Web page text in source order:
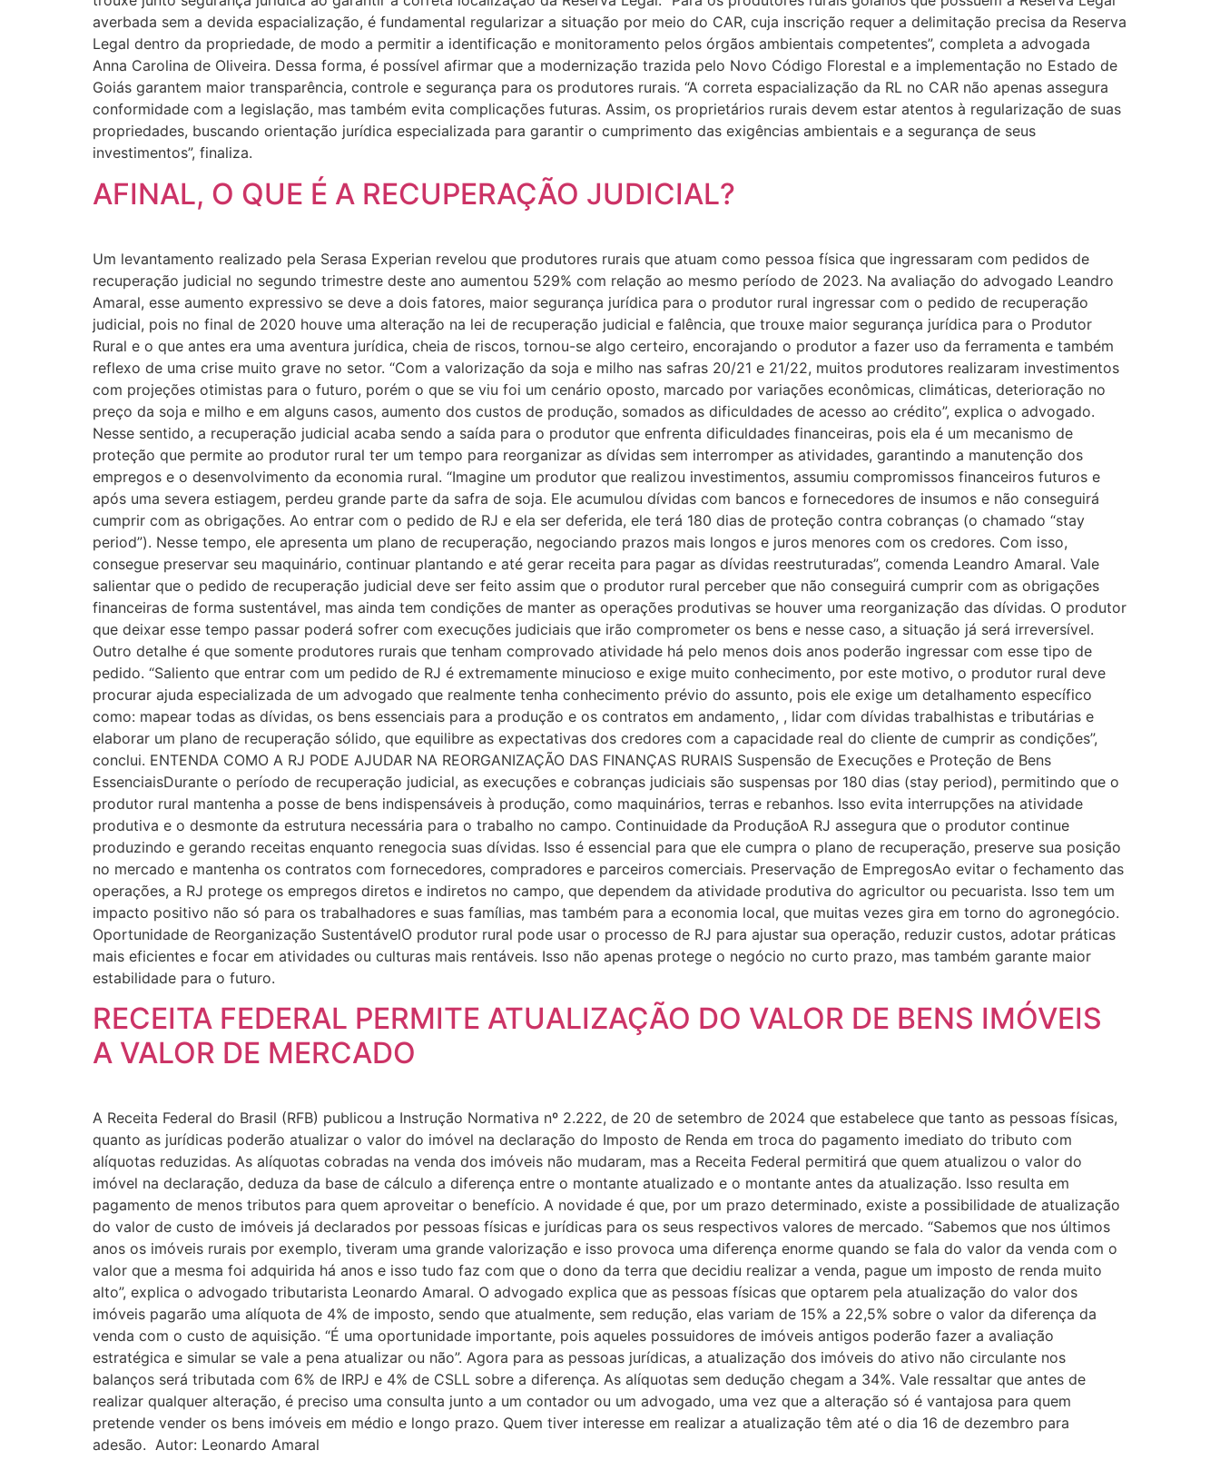
averbada sem a devida espacialização, é fundamental regularizar a situação por meio do CAR, cuja inscrição requer a delimitação precisa da Reserva
Legal dentro da propriedade, de modo a permitir a identificação e monitoramento pelos órgãos ambientais competentes”, completa a advogada
Anna Carolina de Oliveira. Dessa forma, é possível afirmar que a modernização trazida pelo Novo Código Florestal e a implementação no Estado de
Goiás garantem maior transparência, controle e segurança para os produtores rurais. “A correta espacialização da RL no CAR não apenas assegura
conformidade com a legislação, mas também evita complicações futuras. Assim, os proprietários rurais devem estar atentos à regularização de suas
propriedades, buscando orientação jurídica especializada para garantir o cumprimento das exigências ambientais e a segurança de seus
investimentos”, finaliza.
AFINAL, O QUE É A RECUPERAÇÃO JUDICIAL?
Um levantamento realizado pela Serasa Experian revelou que produtores rurais que atuam como pessoa física que ingressaram com pedidos de
recuperação judicial no segundo trimestre deste ano aumentou 529% com relação ao mesmo período de 2023. Na avaliação do advogado Leandro
Amaral, esse aumento expressivo se deve a dois fatores, maior segurança jurídica para o produtor rural ingressar com o pedido de recuperação
judicial, pois no final de 2020 houve uma alteração na lei de recuperação judicial e falência, que trouxe maior segurança jurídica para o Produtor
Rural e o que antes era uma aventura jurídica, cheia de riscos, tornou-se algo certeiro, encorajando o produtor a fazer uso da ferramenta e também
reflexo de uma crise muito grave no setor. “Com a valorização da soja e milho nas safras 20/21 e 21/22, muitos produtores realizaram investimentos
com projeções otimistas para o futuro, porém o que se viu foi um cenário oposto, marcado por variações econômicas, climáticas, deterioração no
preço da soja e milho e em alguns casos, aumento dos custos de produção, somados as dificuldades de acesso ao crédito”, explica o advogado.
Nesse sentido, a recuperação judicial acaba sendo a saída para o produtor que enfrenta dificuldades financeiras, pois ela é um mecanismo de
proteção que permite ao produtor rural ter um tempo para reorganizar as dívidas sem interromper as atividades, garantindo a manutenção dos
empregos e o desenvolvimento da economia rural. “Imagine um produtor que realizou investimentos, assumiu compromissos financeiros futuros e
após uma severa estiagem, perdeu grande parte da safra de soja. Ele acumulou dívidas com bancos e fornecedores de insumos e não conseguirá
cumprir com as obrigações. Ao entrar com o pedido de RJ e ela ser deferida, ele terá 180 dias de proteção contra cobranças (o chamado “stay
period”). Nesse tempo, ele apresenta um plano de recuperação, negociando prazos mais longos e juros menores com os credores. Com isso,
consegue preservar seu maquinário, continuar plantando e até gerar receita para pagar as dívidas reestruturadas”, comenda Leandro Amaral. Vale
salientar que o pedido de recuperação judicial deve ser feito assim que o produtor rural perceber que não conseguirá cumprir com as obrigações
financeiras de forma sustentável, mas ainda tem condições de manter as operações produtivas se houver uma reorganização das dívidas. O produtor
que deixar esse tempo passar poderá sofrer com execuções judiciais que irão comprometer os bens e nesse caso, a situação já será irreversível.
Outro detalhe é que somente produtores rurais que tenham comprovado atividade há pelo menos dois anos poderão ingressar com esse tipo de
pedido. “Saliento que entrar com um pedido de RJ é extremamente minucioso e exige muito conhecimento, por este motivo, o produtor rural deve
procurar ajuda especializada de um advogado que realmente tenha conhecimento prévio do assunto, pois ele exige um detalhamento específico
como: mapear todas as dívidas, os bens essenciais para a produção e os contratos em andamento, , lidar com dívidas trabalhistas e tributárias e
elaborar um plano de recuperação sólido, que equilibre as expectativas dos credores com a capacidade real do cliente de cumprir as condições”,
conclui. ENTENDA COMO A RJ PODE AJUDAR NA REORGANIZAÇÃO DAS FINANÇAS RURAIS Suspensão de Execuções e Proteção de Bens
EssenciaisDurante o período de recuperação judicial, as execuções e cobranças judiciais são suspensas por 180 dias (stay period), permitindo que o
produtor rural mantenha a posse de bens indispensáveis à produção, como maquinários, terras e rebanhos. Isso evita interrupções na atividade
produtiva e o desmonte da estrutura necessária para o trabalho no campo. Continuidade da ProduçãoA RJ assegura que o produtor continue
produzindo e gerando receitas enquanto renegocia suas dívidas. Isso é essencial para que ele cumpra o plano de recuperação, preserve sua posição
no mercado e mantenha os contratos com fornecedores, compradores e parceiros comerciais. Preservação de EmpregosAo evitar o fechamento das
operações, a RJ protege os empregos diretos e indiretos no campo, que dependem da atividade produtiva do agricultor ou pecuarista. Isso tem um
impacto positivo não só para os trabalhadores e suas famílias, mas também para a economia local, que muitas vezes gira em torno do agronegócio.
Oportunidade de Reorganização SustentávelO produtor rural pode usar o processo de RJ para ajustar sua operação, reduzir custos, adotar práticas
mais eficientes e focar em atividades ou culturas mais rentáveis. Isso não apenas protege o negócio no curto prazo, mas também garante maior
estabilidade para o futuro.
RECEITA FEDERAL PERMITE ATUALIZAÇÃO DO VALOR DE BENS IMÓVEIS
A VALOR DE MERCADO
A Receita Federal do Brasil (RFB) publicou a Instrução Normativa nº 2.222, de 20 de setembro de 2024 que estabelece que tanto as pessoas físicas,
quanto as jurídicas poderão atualizar o valor do imóvel na declaração do Imposto de Renda em troca do pagamento imediato do tributo com
alíquotas reduzidas. As alíquotas cobradas na venda dos imóveis não mudaram, mas a Receita Federal permitirá que quem atualizou o valor do
imóvel na declaração, deduza da base de cálculo a diferença entre o montante atualizado e o montante antes da atualização. Isso resulta em
pagamento de menos tributos para quem aproveitar o benefício. A novidade é que, por um prazo determinado, existe a possibilidade de atualização
do valor de custo de imóveis já declarados por pessoas físicas e jurídicas para os seus respectivos valores de mercado. “Sabemos que nos últimos
anos os imóveis rurais por exemplo, tiveram uma grande valorização e isso provoca uma diferença enorme quando se fala do valor da venda com o
valor que a mesma foi adquirida há anos e isso tudo faz com que o dono da terra que decidiu realizar a venda, pague um imposto de renda muito
alto”, explica o advogado tributarista Leonardo Amaral. O advogado explica que as pessoas físicas que optarem pela atualização do valor dos
imóveis pagarão uma alíquota de 4% de imposto, sendo que atualmente, sem redução, elas variam de 15% a 22,5% sobre o valor da diferença da
venda com o custo de aquisição. “É uma oportunidade importante, pois aqueles possuidores de imóveis antigos poderão fazer a avaliação
estratégica e simular se vale a pena atualizar ou não”. Agora para as pessoas jurídicas, a atualização dos imóveis do ativo não circulante nos
balanços será tributada com 6% de IRPJ e 4% de CSLL sobre a diferença. As alíquotas sem dedução chegam a 34%. Vale ressaltar que antes de
realizar qualquer alteração, é preciso uma consulta junto a um contador ou um advogado, uma vez que a alteração só é vantajosa para quem
pretende vender os bens imóveis em médio e longo prazo. Quem tiver interesse em realizar a atualização têm até o dia 16 de dezembro para
adesão. Autor: Leonardo Amaral